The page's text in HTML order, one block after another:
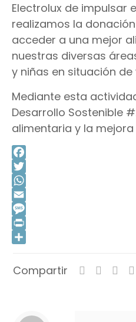
Electrolux de impulsar
realizamos la
acceder a una mejor
nuestras diversas
y niñas en situación de
Mediante esta
Desarrollo Sostenible
alimentaria y la
Facebook
Twitter
WhatsApp
Email
Message
Print
Compartir